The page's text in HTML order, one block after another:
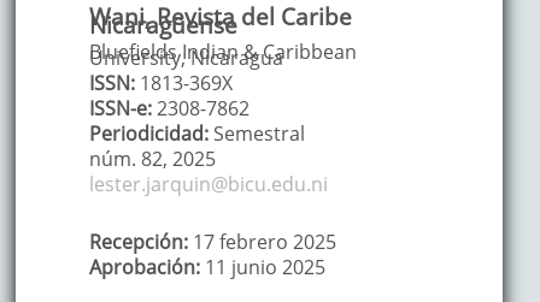
Wani, Revista del Caribe
Nicaragüense
Bluefields Indian & Caribbean
University, Nicaragua
ISSN: 1813-369X
ISSN-e:2308-7862
Periodicidad: Semestral
núm. 82, 2025
lester.jarquin@bicu.edu.ni
Recepción: 17 febrero 2025
Aprobación: 11 junio 2025